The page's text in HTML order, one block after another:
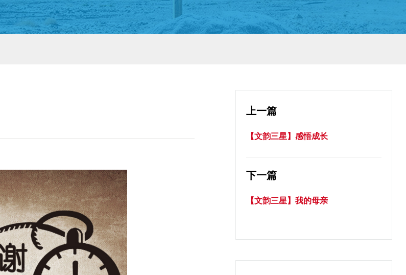
上一篇
【文韵三星】感悟成长
下一篇
【文韵三星】我的母亲